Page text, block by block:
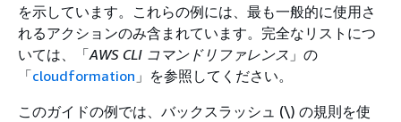
を示しています。これらの例には、最も一般的に使用さ
れるアクションのみ含まれています。完全なリストにつ
いては、「AWS CLI コマンドリファレンス 」の
「cloudformation 」を参照してください。
このガイドの例では、バックスラッシュ (\) の規則を使